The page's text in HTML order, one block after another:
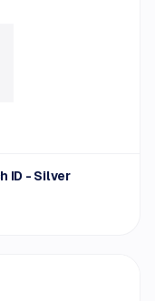
ID - Silver